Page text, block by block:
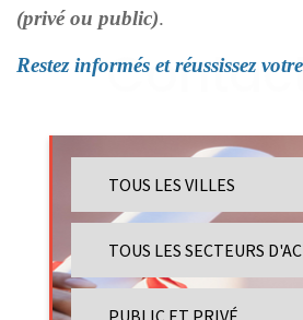
(privé ou public).
Restez informés et réussissez